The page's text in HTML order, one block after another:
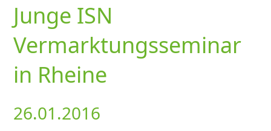
Junge ISN
Vermarktungsseminar
in Rheine
26.01.2016